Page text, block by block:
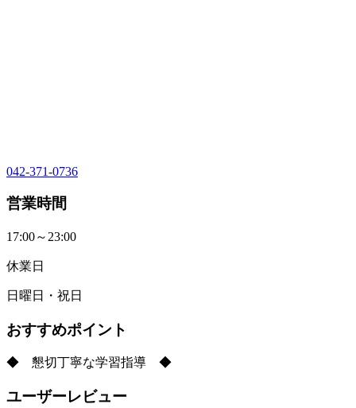
042-371-0736
営業時間
17:00～23:00
休業日
日曜日・祝日
おすすめポイント
◆ 懇切丁寧な学習指導 ◆
ユーザーレビュー